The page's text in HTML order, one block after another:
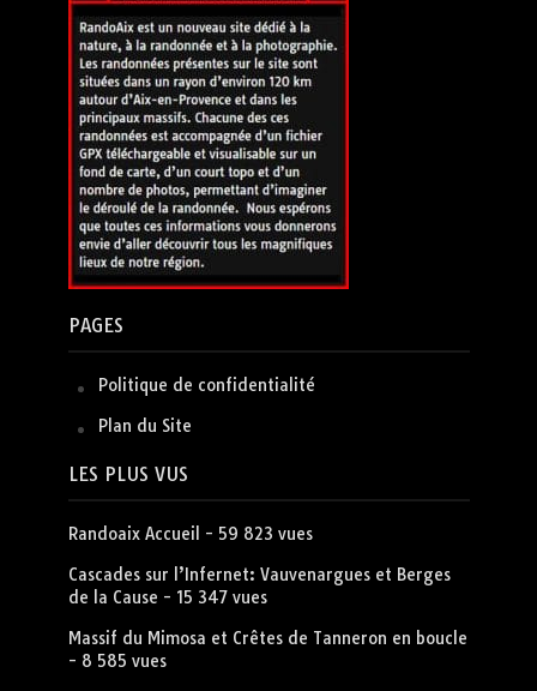
PAGES
Politique de confidentialité
Plan du Site
LES PLUS VUS
Randoaix Accueil - 59 823 vues
Cascades sur l’Infernet: Vauvenargues et Berges
de la Cause - 15 347 vues
Massif du Mimosa et Crêtes de Tanneron en boucle
- 8 585 vues